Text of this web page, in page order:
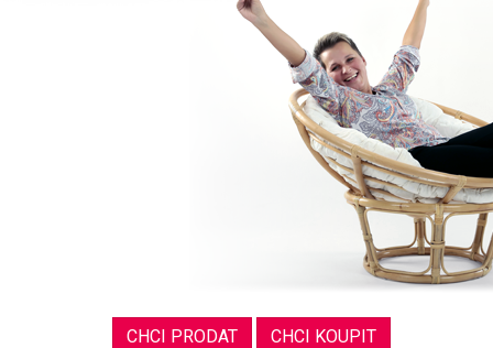
CHCI PRODAT CHCI KOUPIT